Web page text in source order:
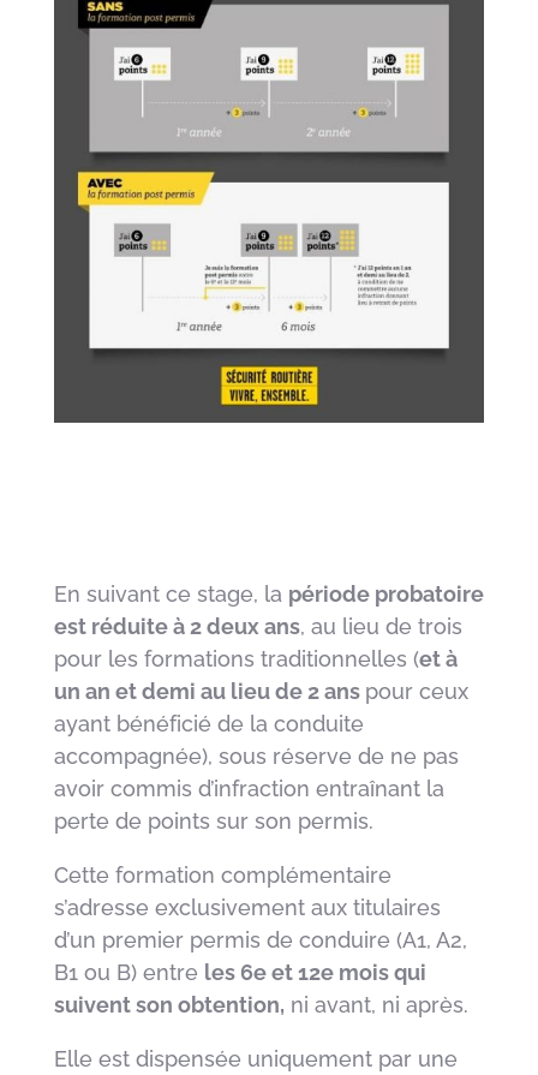
En suivant ce stage, la période probatoire
est réduite à 2 deux ans, au lieu de trois
pour les formations traditionnelles (et à
un an et demi au lieu de 2 ans pour ceux
ayant bénéficié de la conduite
accompagnée), sous réserve de ne pas
avoir commis d’infraction entraînant la
perte de points sur son permis.
Cette formation complémentaire
s’adresse exclusivement aux titulaires
d’un premier permis de conduire (A1, A2,
B1 ou B) entre les 6e et 12e mois qui
suivent son obtention, ni avant, ni après.
Elle est dispensée uniquement par une